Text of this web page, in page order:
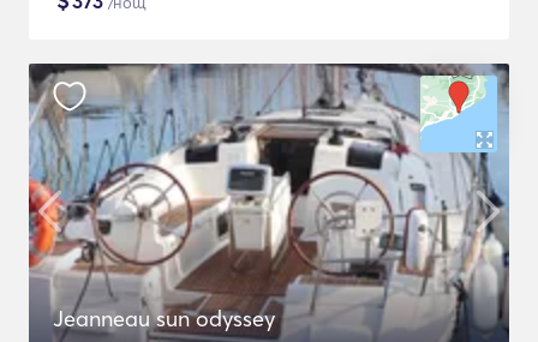
Jeanneau sun odyssey